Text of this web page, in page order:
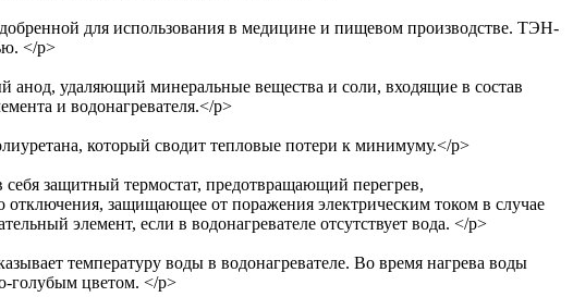
для использования в медицине и пищевом производстве. ТЭН-
</p>
анод, удаляющий минеральные вещества и соли, входящие в состав
и водонагревателя.</p>
который сводит тепловые потери к минимуму.</p>
защитный термостат, предотвращающий перегрев,
защищающее от поражения электрическим током в случае
элемент, если в водонагревателе отсутствует вода. </p>
температуру воды в водонагревателе. Во время нагрева воды
голубым цветом. </p>